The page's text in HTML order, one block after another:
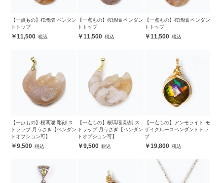
【一点もの】桜瑪瑙 ペンダン
トトップ
11,500
【一点もの】桜瑪瑙 ペンダン
トトップ
11,500
【一点もの】桜瑪瑙 ペンダン
トトップ
11,500
【一点もの】桜瑪瑙 彫刻 ス
トラップ 月うさぎ【ペンダン
トオプション可】
9,500
【一点もの】桜瑪瑙 彫刻 ス
トラップ 月うさぎ【ペンダン
トオプション可】
9,500
【一点もの】アンモライト モ
ザイクルースペンダントトッ
プ
19,800